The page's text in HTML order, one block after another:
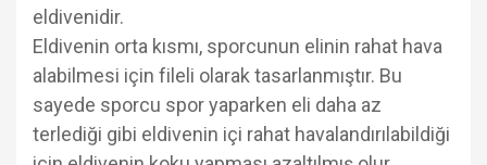
eldivenidir.
Eldivenin orta kısmı, sporcunun elinin rahat hava
alabilmesi için fileli olarak tasarlanmıştır. Bu
sayede sporcu spor yaparken eli daha az
terlediği gibi eldivenin içi rahat havalandırılabildiği